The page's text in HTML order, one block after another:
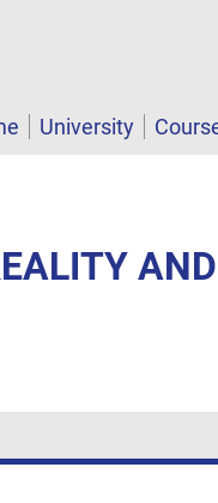
University